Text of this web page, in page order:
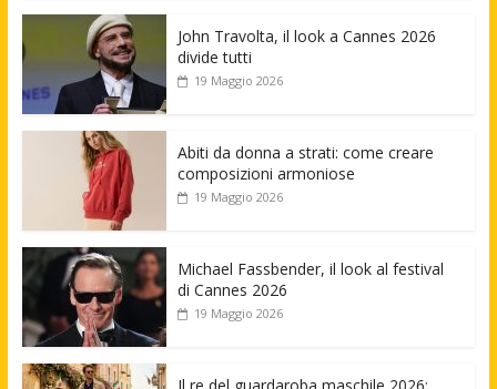
John Travolta, il look a Cannes 2026
divide tutti
19 Maggio 2026
Abiti da donna a strati: come creare
composizioni armoniose
19 Maggio 2026
Michael Fassbender, il look al festival
di Cannes 2026
19 Maggio 2026